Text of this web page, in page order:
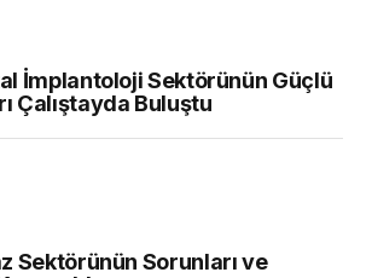
İmplantoloji Sektörünün Güçlü
Çalıştayda Buluştu
Sektörünün Sorunları ve